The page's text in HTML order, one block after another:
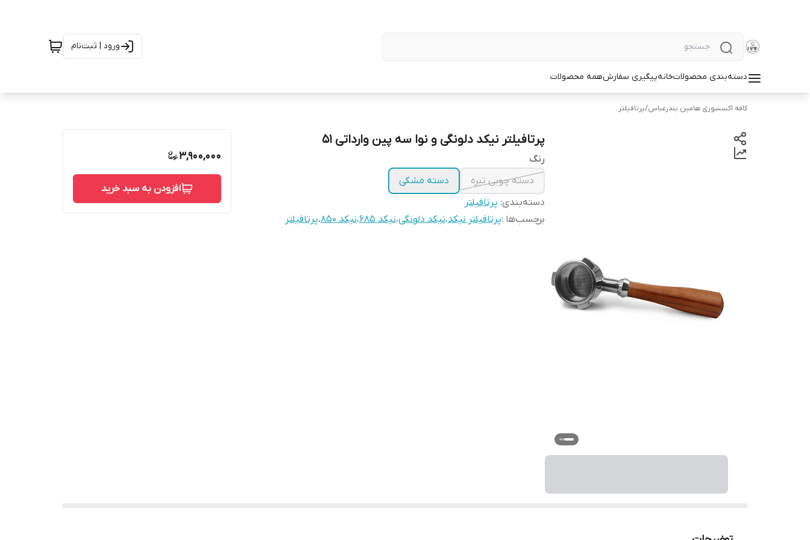
ورود | ثبت‌نام
دسته‌بندی محصولاتخانهپیگیری سفارشهمه محصولات
کافه اکسسوری هامین بندرعباس/پرتافیلتر
پرتافیلتر نیکد دلونگی و نوا سه پین وارداتی ۵۱
رنگ
دسته چوبی تیره
دسته مشکی
دسته‌بندی: پرتافیلتر
برچسب‌ها :پرتافیلتر نیکد،نیکد دلونگی،نیکد ۶۸۵ ،نیکد ۸۵۰ ،پرتافیلتر
3,900,000
افزودن به سبد خرید